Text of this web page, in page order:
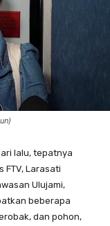
lalu, tepatnya
FTV, Larasati
Ulujami,
beberapa
dan pohon,